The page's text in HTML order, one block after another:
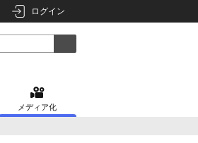
ログイン
メディア化